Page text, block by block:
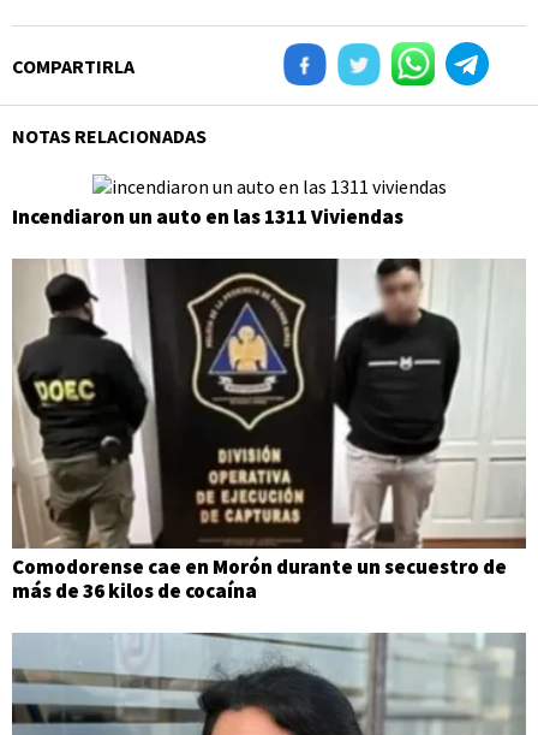
COMPARTIRLA
NOTAS RELACIONADAS
Incendiaron un auto en las 1311 Viviendas
Comodorense cae en Morón durante un secuestro de
más de 36 kilos de cocaína